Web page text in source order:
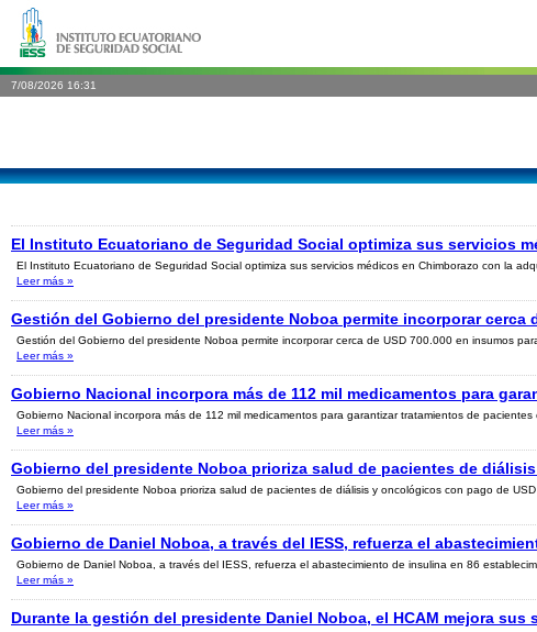
7/08/2026 16:31
El Instituto Ecuatoriano de Seguridad Social optimiza sus servicios
El Instituto Ecuatoriano de Seguridad Social optimiza sus servicios médicos en Chimborazo con la
Leer más »
Gestión del Gobierno del presidente Noboa permite incorporar cerca
Gestión del Gobierno del presidente Noboa permite incorporar cerca de USD 700.000 en insumos
Leer más »
Gobierno Nacional incorpora más de 112 mil medicamentos para
Gobierno Nacional incorpora más de 112 mil medicamentos para garantizar tratamientos de
Leer más »
Gobierno del presidente Noboa prioriza salud de pacientes de
Gobierno del presidente Noboa prioriza salud de pacientes de diálisis y oncológicos con pago de
Leer más »
Gobierno de Daniel Noboa, a través del IESS, refuerza el
Gobierno de Daniel Noboa, a través del IESS, refuerza el abastecimiento de insulina en 86
Leer más »
Durante la gestión del presidente Daniel Noboa, el HCAM mejora